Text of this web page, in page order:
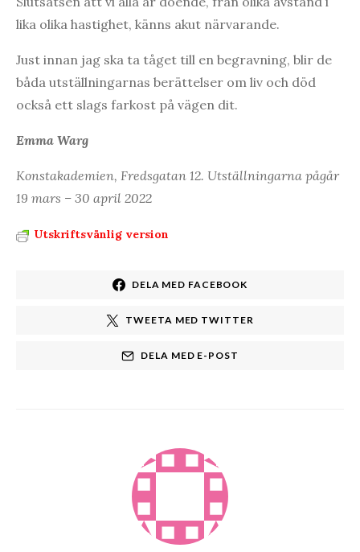
lika olika hastighet, känns akut närvarande.
Just innan jag ska ta tåget till en begravning, blir de
båda utställningarnas berättelser om liv och död
också ett slags farkost på vägen dit.
Emma Warg
Konstakademien, Fredsgatan 12. Utställningarna pågår
19 mars – 30 april 2022
Utskriftsvänlig version
DELA MED FACEBOOK
TWEETA MED TWITTER
DELA MED E-POST